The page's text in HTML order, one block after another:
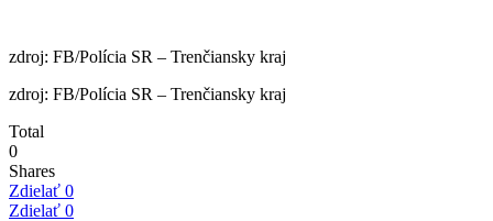
zdroj: FB/Polícia SR – Trenčiansky kraj
zdroj: FB/Polícia SR – Trenčiansky kraj
Total
0
Shares
Zdielať 0
Zdielať 0